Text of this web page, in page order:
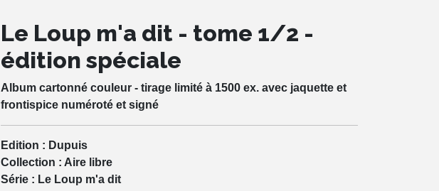
Le Loup m'a dit - tome 1/2 -
édition spéciale
Album cartonné couleur - tirage limité à 1500 ex. avec jaquette et
frontispice numéroté et signé
Edition : Dupuis
Collection : Aire libre
Série : Le Loup m'a dit